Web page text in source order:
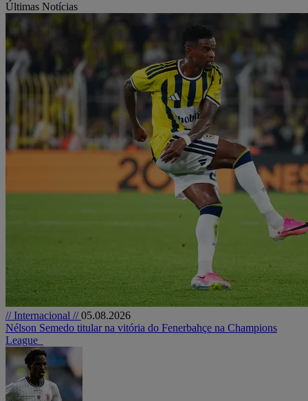
Últimas Notícias
// Internacional //05.08.2026
Nélson Semedo titular na vitória do Fenerbahçe na Champions
League